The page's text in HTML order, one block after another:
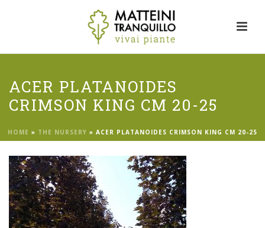
ACER PLATANOIDES
CRIMSON KING CM 20-25
HOME » THE NURSERY » ACER PLATANOIDES CRIMSON KING CM 20-25